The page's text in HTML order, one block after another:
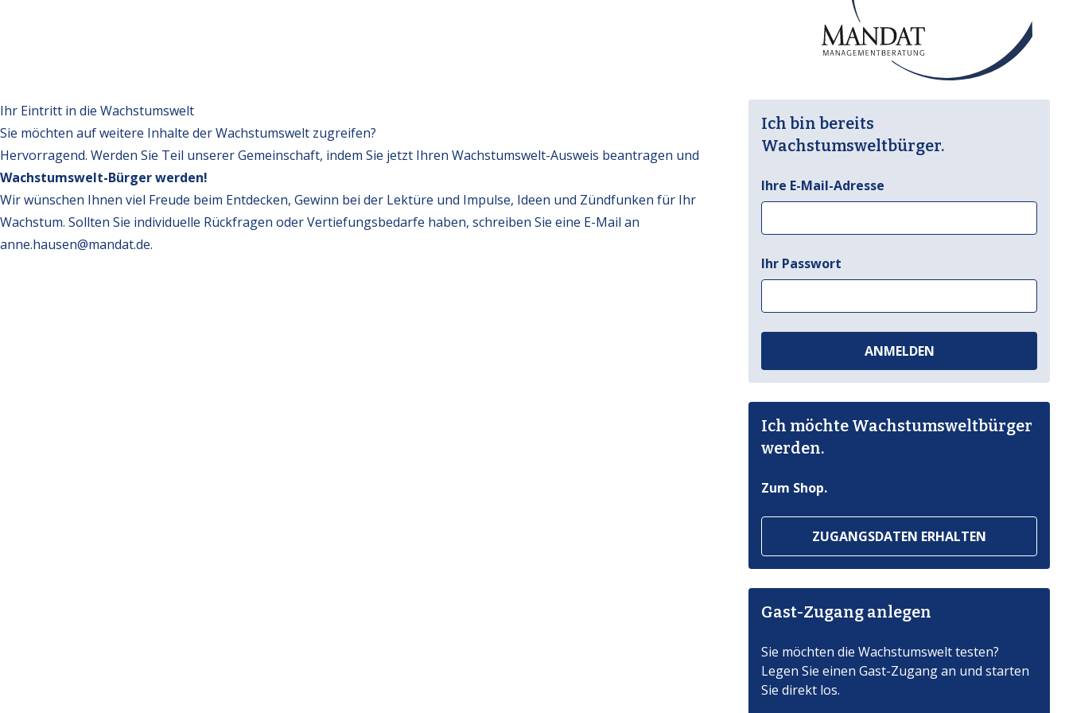
Ihr Eintritt in die Wachstumswelt
Sie möchten auf weitere Inhalte der Wachstumswelt zugreifen?
Hervorragend. Werden Sie Teil unserer Gemeinschaft, indem Sie jetzt Ihren Wachstumswelt-Ausweis beantragen und
Wachstumswelt-Bürger werden!
Wir wünschen Ihnen viel Freude beim Entdecken, Gewinn bei der Lektüre und Impulse, Ideen und Zündfunken für Ihr
Wachstum. Sollten Sie individuelle Rückfragen oder Vertiefungsbedarfe haben, schreiben Sie eine E-Mail an
anne.hausen@mandat.de.
Ich bin bereits
Wachstumsweltbürger.
Ihre E-Mail-Adresse
Ihr Passwort
ANMELDEN
Ich möchte Wachstumsweltbürger
werden.
Zum Shop.
ZUGANGSDATEN ERHALTEN
Gast-Zugang anlegen
Sie möchten die Wachstumswelt testen?
Legen Sie einen Gast-Zugang an und starten
Sie direkt los.